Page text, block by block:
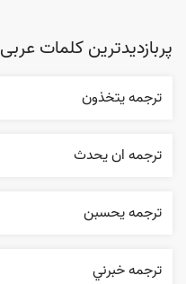
پربازدیدترین کلمات عربی
ترجمه يتخذون
ترجمه ان يحدث
ترجمه يحسبن
ترجمه خبرني